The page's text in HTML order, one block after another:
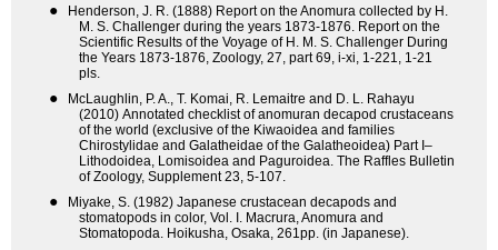
●
Henderson, J. R. (1888) Report on the Anomura collected by H.
M. S. Challenger during the years 1873-1876. Report on the
Scientific Results of the Voyage of H. M. S. Challenger During
the Years 1873-1876, Zoology, 27, part 69, i-xi, 1-221, 1-21
pls.
●
McLaughlin, P. A., T. Komai, R. Lemaitre and D. L. Rahayu
(2010) Annotated checklist of anomuran decapod crustaceans
of the world (exclusive of the Kiwaoidea and families
Chirostylidae and Galatheidae of the Galatheoidea) Part I–
Lithodoidea, Lomisoidea and Paguroidea. The Raffles Bulletin
of Zoology, Supplement 23, 5-107.
●
Miyake, S. (1982) Japanese crustacean decapods and
stomatopods in color, Vol. I. Macrura, Anomura and
Stomatopoda. Hoikusha, Osaka, 261pp. (in Japanese).